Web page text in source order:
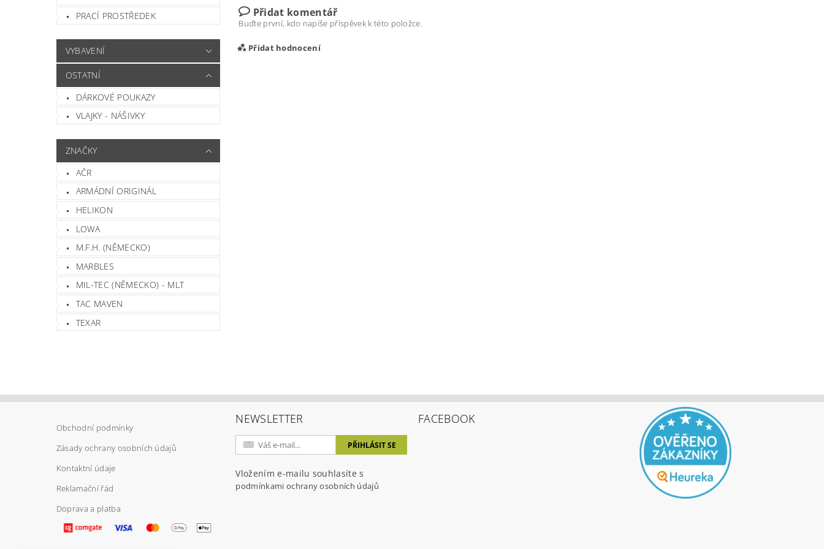
PRACÍ PROSTŘEDEK
VYBAVENÍ
OSTATNÍ
DÁRKOVÉ POUKAZY
VLAJKY - NÁŠIVKY
ZNAČKY
AČR
ARMÁDNÍ ORIGINÁL
HELIKON
LOWA
M.F.H. (NĚMECKO)
MARBLES
MIL-TEC (NĚMECKO) - MLT
TAC MAVEN
TEXAR
Přidat komentář
Buďte první, kdo napíše příspěvek k této položce.
Přidat hodnocení
Obchodní podmínky
Zásady ochrany osobních údajů
Kontaktní údaje
Reklamační řád
Doprava a platba
NEWSLETTER
Vložením e-mailu souhlasíte s
podmínkami ochrany osobních údajů
FACEBOOK